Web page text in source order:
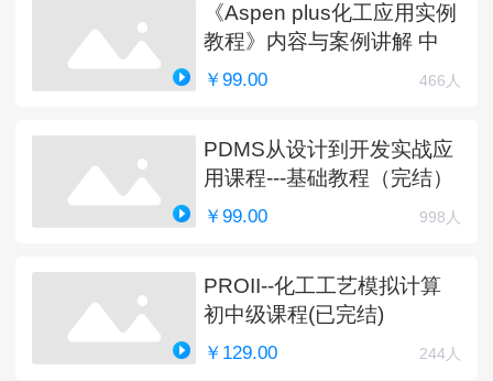
《Aspen plus化工应用实例
教程》内容与案例讲解 中
￥99.00 466人
PDMS从设计到开发实战应
用课程---基础教程（完结）
￥99.00 998人
PROII--化工工艺模拟计算
初中级课程(已完结)
￥129.00 244人